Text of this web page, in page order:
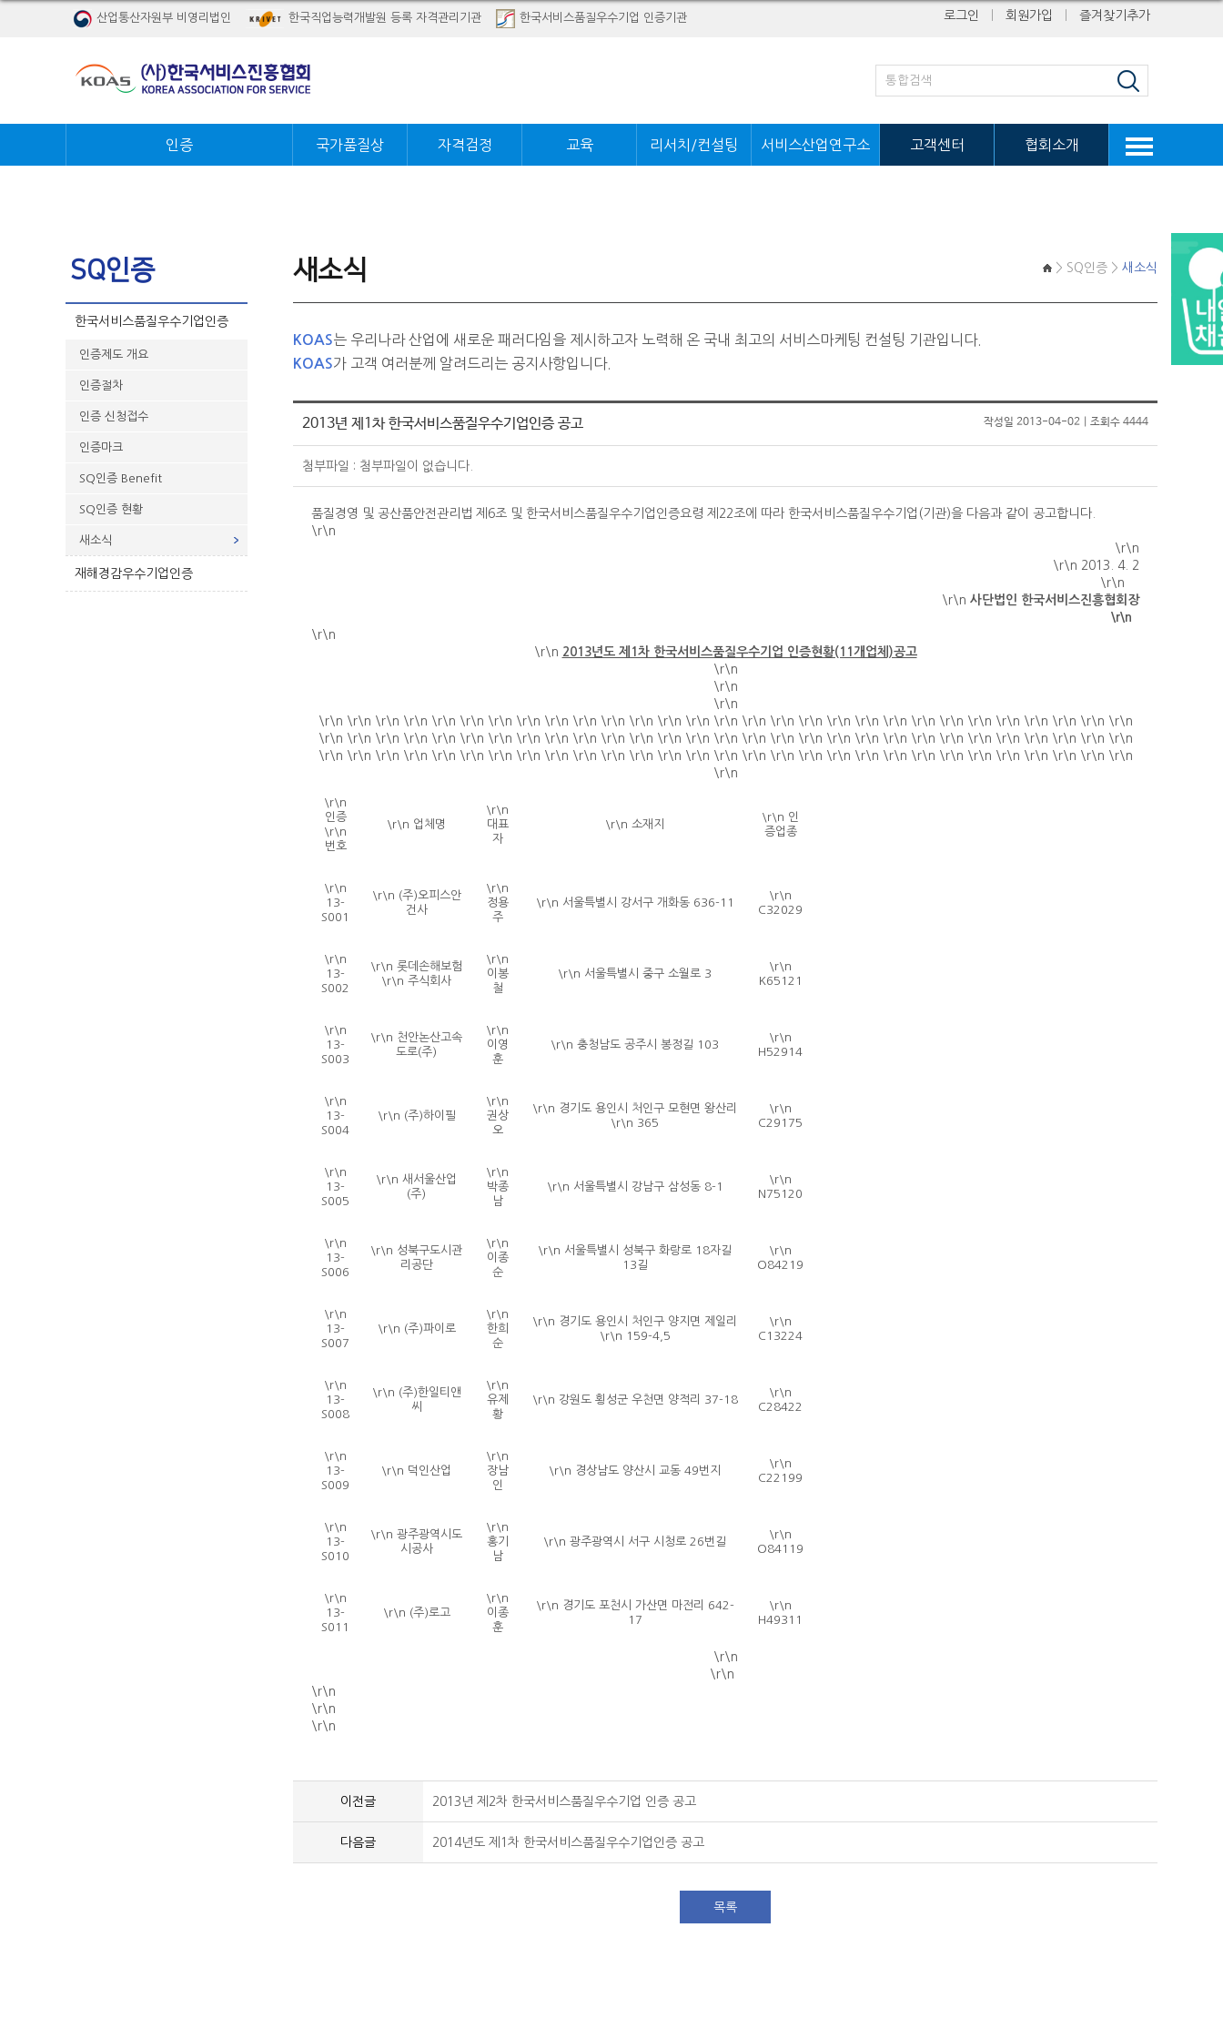
산업통산자원부 비영리법인 한국직업능력개발원 등록 자격관리기관 한국서비스품질우수기업 인증기관 로그인 회원가입 즐겨찾기추가
인증 국가품질상 자격검정 교육 리서치/컨설팅 서비스산업연구소 고객센터 협회소개
SQ인증
한국서비스품질우수기업인증
인증제도 개요
인증절차
인증 신청접수
인증마크
SQ인증 Benefit
SQ인증 현황
새소식
재해경감우수기업인증
> SQ인증 > 새소식
새소식
KOAS는 우리나라 산업에 새로운 패러다임을 제시하고자 노력해 온 국내 최고의 서비스마케팅 컨설팅 기관입니다.
KOAS가 고객 여러분께 알려드리는 공지사항입니다.
2013년 제1차 한국서비스품질우수기업인증 공고 작성일 2013-04-02 | 조회수 4444
첨부파일 : 첨부파일이 없습니다.
품질경영 및 공산품안전관리법 제6조 및 한국서비스품질우수기업인증요령 제22조에 따라 한국서비스품질우수기업(기관)을 다음과 같이 공고합니다.
\r\n
\r\n
\r\n 2013. 4. 2
\r\n
\r\n 사단법인 한국서비스진흥협회장
\r\n
\r\n
\r\n 2013년도 제1차 한국서비스품질우수기업 인증현황(11개업체)공고
\r\n
\r\n
\r\n
\r\n \r\n \r\n \r\n \r\n \r\n \r\n \r\n \r\n \r\n \r\n \r\n \r\n \r\n \r\n \r\n \r\n \r\n \r\n \r\n \r\n \r\n \r\n \r\n \r\n \r\n \r\n \r\n \r\n
\r\n \r\n \r\n \r\n \r\n \r\n \r\n \r\n \r\n \r\n \r\n \r\n \r\n \r\n \r\n \r\n \r\n \r\n \r\n \r\n \r\n \r\n \r\n \r\n \r\n \r\n \r\n \r\n \r\n
\r\n \r\n \r\n \r\n \r\n \r\n \r\n \r\n \r\n \r\n \r\n \r\n \r\n \r\n \r\n \r\n \r\n \r\n \r\n \r\n \r\n \r\n \r\n \r\n \r\n \r\n \r\n \r\n \r\n
\r\n
\r\n
인증
\r\n
번호
\r\n 업체명
\r\n
대표
자
\r\n 소재지
\r\n 인
증업종
\r\n
13-
S001
\r\n (주)오피스안
건사
\r\n
정용
주
\r\n 서울특별시 강서구 개화동 636-11
\r\n
C32029
\r\n
13-
S002
\r\n 롯데손해보험
\r\n 주식회사
\r\n
이봉
철
\r\n 서울특별시 중구 소월로 3
\r\n
K65121
\r\n
13-
S003
\r\n 천안논산고속
도로(주)
\r\n
이영
훈
\r\n 충청남도 공주시 봉정길 103
\r\n
H52914
\r\n
13-
S004
\r\n (주)하이필
\r\n
권상
오
\r\n 경기도 용인시 처인구 모현면 왕산리
\r\n 365
\r\n
C29175
\r\n
13-
S005
\r\n 새서울산업
(주)
\r\n
박종
남
\r\n 서울특별시 강남구 삼성동 8-1
\r\n
N75120
\r\n
13-
S006
\r\n 성북구도시관
리공단
\r\n
이종
순
\r\n 서울특별시 성북구 화랑로 18자길
13길
\r\n
O84219
\r\n
13-
S007
\r\n (주)파이로
\r\n
한희
순
\r\n 경기도 용인시 처인구 양지면 제일리
\r\n 159-4,5
\r\n
C13224
\r\n
13-
S008
\r\n (주)한일티앤
씨
\r\n
유제
황
\r\n 강원도 횡성군 우천면 양적리 37-18
\r\n
C28422
\r\n
13-
S009
\r\n 덕인산업
\r\n
장남
인
\r\n 경상남도 양산시 교동 49번지
\r\n
C22199
\r\n
13-
S010
\r\n 광주광역시도
시공사
\r\n
홍기
남
\r\n 광주광역시 서구 시청로 26번길
\r\n
O84119
\r\n
13-
S011
\r\n (주)로고
\r\n
이종
훈
\r\n 경기도 포천시 가산면 마전리 642-
17
\r\n
H49311
\r\n
\r\n
\r\n
\r\n
\r\n
이전글 2013년 제2차 한국서비스품질우수기업 인증 공고
다음글 2014년도 제1차 한국서비스품질우수기업인증 공고
목록